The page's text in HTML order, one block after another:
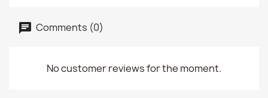
Comments (0)
No customer reviews for the moment.